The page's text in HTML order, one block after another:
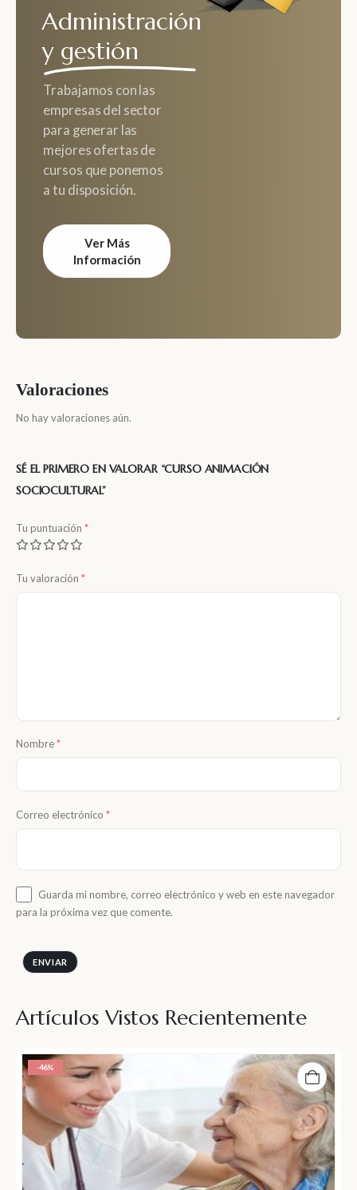
Administración
y gestión
Trabajamos con las
empresas del sector
para generar las
mejores ofertas de
cursos que ponemos
a tu disposición.
Ver Más
Información
Valoraciones
No hay valoraciones aún.
SÉ EL PRIMERO EN VALORAR “CURSO ANIMACIÓN
SOCIOCULTURAL”
Tu puntuación *
Tu valoración *
Nombre*
Correo electrónico *
Guarda mi nombre, correo electrónico y web en este navegador
para la próxima vez que comente.
Artículos Vistos Recientemente
-46%